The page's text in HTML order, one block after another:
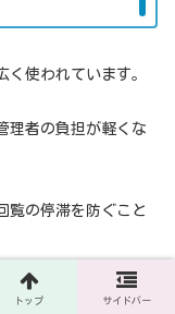
使われています。
理者の負担が軽くな
覧の停滞を防ぐこと
トップ サイドバー